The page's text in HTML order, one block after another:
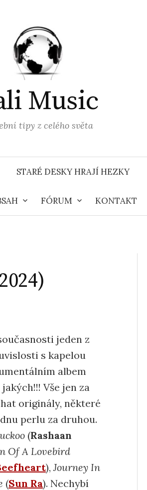
Music
tipy z celého světa
STARÉ DESKY HRAJÍ HEZKY
FÓRUM KONTAKT
jeden z
s kapelou
albem
Vše jen za
originály, některé
perlu za druhou.
(Rashaan
Of A Lovebird
),Journey In
(Sun Ra). Nechybí